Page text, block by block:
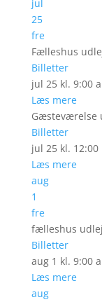
jul
25
fre
Fælleshus
Billetter
jul 25 kl. 9:00
Læs mere
Gæsteværelse
Billetter
jul 25 kl.
Læs mere
aug
1
fre
fælleshus
Billetter
aug 1 kl. 9:00
Læs mere
aug